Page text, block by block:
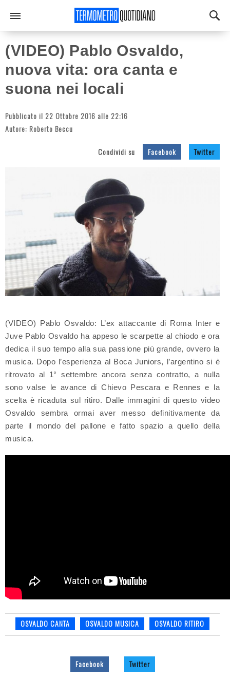
(VIDEO) Pablo Osvaldo,
nuova vita: ora canta e
suona nei locali
Pubblicato il 22 Ottobre 2016 alle 22:16
Autore: Roberto Beccu
Condividi su Facebook Twitter
(VIDEO) Pablo Osvaldo: L’ex attaccante di Roma Inter e
Juve Pablo Osvaldo ha appeso le scarpette al chiodo e ora
dedica il suo tempo alla sua passione più grande, ovvero la
musica. Dopo l’esperienza al Boca Juniors, l’argentino si è
ritrovato al 1° settembre ancora senza contratto, a nulla
sono valse le avance di Chievo Pescara e Rennes e la
scelta è ricaduta sul ritiro. Dalle immagini di questo video
Osvaldo sembra ormai aver messo definitivamente da
parte il mondo del pallone e fatto spazio a quello della
musica.
OSVALDO CANTA OSVALDO MUSICA OSVALDO RITIRO
Facebook Twitter